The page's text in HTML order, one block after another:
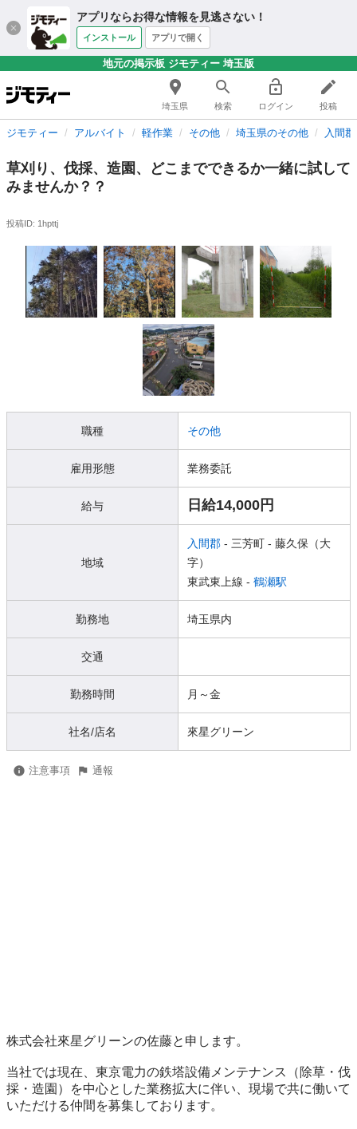
アプリならお得な情報を見逃さない！
インストール アプリで開く
地元の掲示板 ジモティー 埼玉版
埼玉県 検索 ログイン 投稿
ジモティー アルバイト 軽作業 その他 埼玉県のその他 入間
草刈り、伐採、造園、どこまでできるか一緒に試して
みませんか？？
投稿ID: 1hpttj
職種 その他
雇用形態 業務委託
給与 日給14,000円
地域
入間郡 - 三芳町 - 藤久保（大
字）
東武東上線 - 鶴瀬駅
勤務地 埼玉県内
交通
勤務時間 月～金
社名/店名 來星グリーン
注意事項 通報
株式会社來星グリーンの佐藤と申します。
当社では現在、東京電力の鉄塔設備メンテナンス（除草・伐
採・造園）を中心とした業務拡大に伴い、現場で共に働いて
いただける仲間を募集しております。